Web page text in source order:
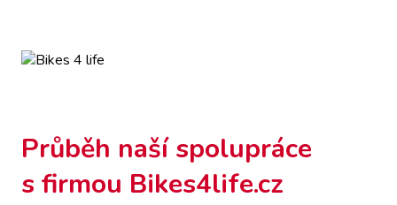
Průběh naší spolupráce
s firmou Bikes4life.cz